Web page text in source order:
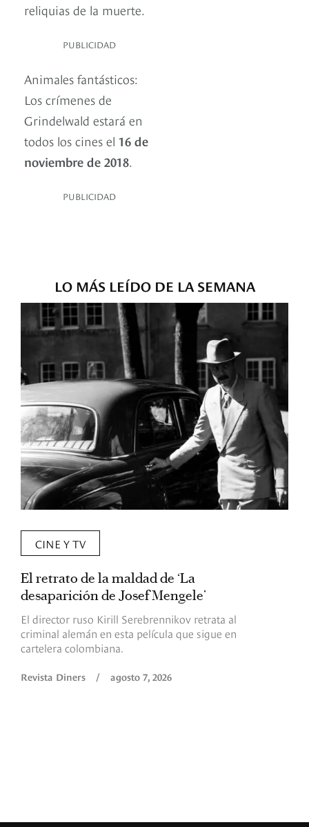
reliquias de la muerte.
PUBLICIDAD
Animales fantásticos:
Los crímenes de
Grindelwald estará en
todos los cines el 16 de
noviembre de 2018.
PUBLICIDAD
LO MÁS LEÍDO DE LA SEMANA
CINE Y TV
El retrato de la maldad de ‘La
desaparición de Josef Mengele’
El director ruso Kirill Serebrennikov retrata al
criminal alemán en esta película que sigue en
cartelera colombiana.
Revista Diners / agosto 7, 2026